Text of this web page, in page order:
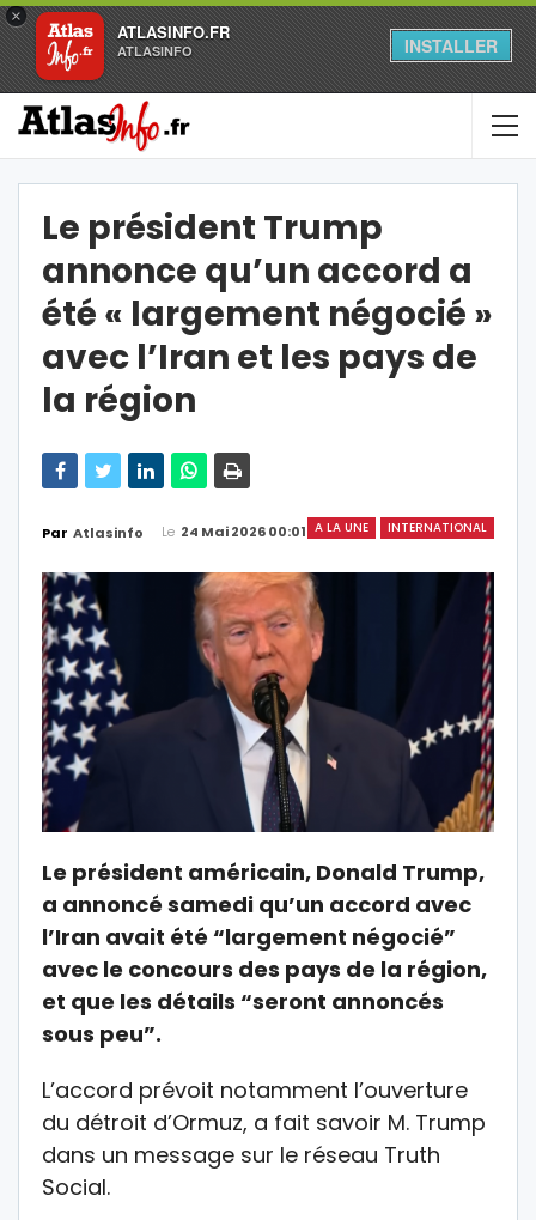
×
ATLASINFO.FR
ATLASINFO INSTALLER
Le président Trump
annonce qu’un accord a
été « largement négocié »
avec l’Iran et les pays de
la région
A LA UNE INTERNATIONAL
Par Atlasinfo Le 24 Mai 2026 00:01
Le président américain, Donald Trump,
a annoncé samedi qu’un accord avec
l’Iran avait été “largement négocié”
avec le concours des pays de la région,
et que les détails “seront annoncés
sous peu”.
L’accord prévoit notamment l’ouverture
du détroit d’Ormuz, a fait savoir M. Trump
dans un message sur le réseau Truth
Social.